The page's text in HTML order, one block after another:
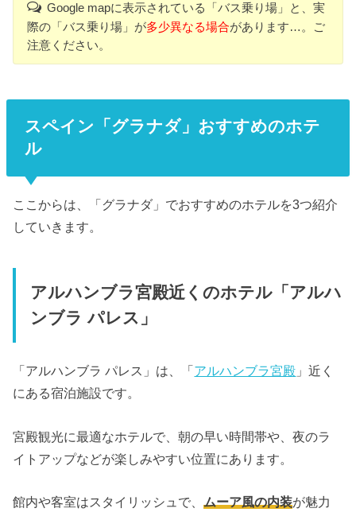
Google mapに表示されている「バス乗り場」と、実
際の「バス乗り場」が多少異なる場合があります…。ご
注意ください。
スペイン「グラナダ」おすすめのホテ
ル
ここからは、「グラナダ」でおすすめのホテルを3つ紹介
していきます。
アルハンブラ宮殿近くのホテル「アルハ
ンブラ パレス」
「アルハンブラ パレス」は、「 アルハンブラ宮殿 」近く
にある宿泊施設です。
宮殿観光に最適なホテルで、朝の早い時間帯や、夜のラ
イトアップなどが楽しみやすい位置にあります。
館内や客室はスタイリッシュで、ムーア風の内装が魅力